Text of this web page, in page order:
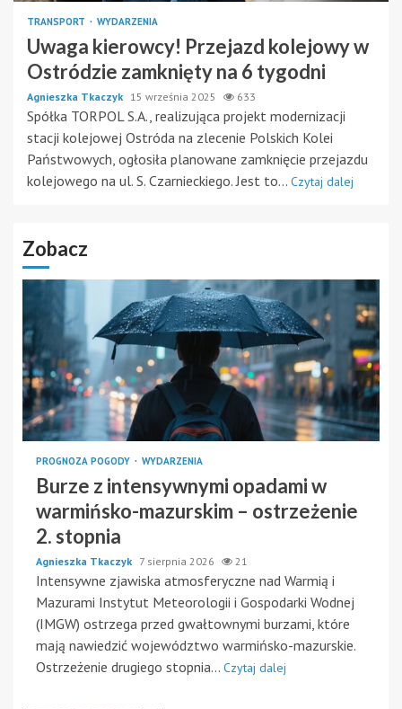
TRANSPORT WYDARZENIA
Uwaga kierowcy! Przejazd kolejowy w
Ostródzie zamknięty na 6 tygodni
Agnieszka Tkaczyk 15 września 2025 633
Spółka TORPOL S.A., realizująca projekt modernizacji
stacji kolejowej Ostróda na zlecenie Polskich Kolei
Państwowych, ogłosiła planowane zamknięcie przejazdu
kolejowego na ul. S. Czarnieckiego. Jest to... Czytaj dalej
Zobacz
PROGNOZA POGODY WYDARZENIA
Burze z intensywnymi opadami w
warmińsko-mazurskim – ostrzeżenie
2. stopnia
Agnieszka Tkaczyk 7 sierpnia 2026 21
Intensywne zjawiska atmosferyczne nad Warmią i
Mazurami Instytut Meteorologii i Gospodarki Wodnej
(IMGW) ostrzega przed gwałtownymi burzami, które
mają nawiedzić województwo warmińsko-mazurskie.
Ostrzeżenie drugiego stopnia... Czytaj dalej